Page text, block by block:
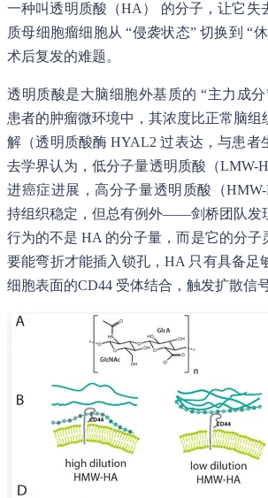
一种叫透明质酸（HA） 的分子，让它失
质母细胞瘤细胞从 “侵袭状态” 切换到 “
术后复发的难题。
透明质酸是大脑细胞外基质的 “主力成
患者的肿瘤微环境中，其浓度比正常脑组
解（透明质酸酶 HYAL2 过表达，与患者
去学界认为，低分子量透明质酸（LMW-
进癌症进展，高分子量透明质酸（
持组织稳定，但总有例外——剑桥团队发
行为的不是 HA 的分子量，而是它的分子
要能弯折才能插入锁孔，HA 只有具备足
细胞表面的CD44 受体结合，触发扩散信号